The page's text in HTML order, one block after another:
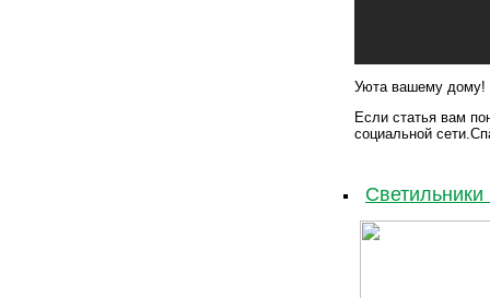
Уюта вашему дому!
Если статья вам
социальной